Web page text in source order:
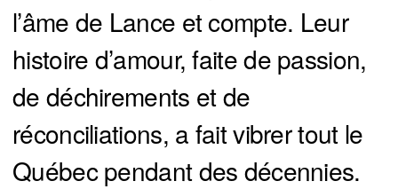
l’âme de Lance et compte. Leur
histoire d’amour, faite de passion,
de déchirements et de
réconciliations, a fait vibrer tout le
Québec pendant des décennies.